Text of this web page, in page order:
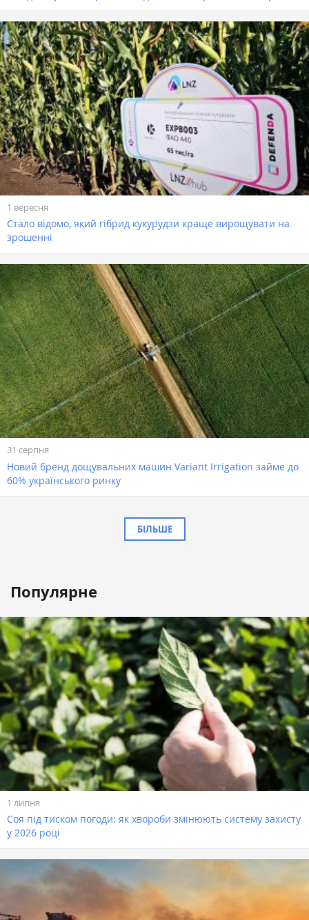
1 вересня
Стало відомо, який гібрид кукурудзи краще вирощувати на
зрошенні
31 серпня
Новий бренд дощувальних машин Variant Irrigation займе до
60% українського ринку
БІЛЬШЕ
Популярне
1 липня
Соя під тиском погоди: як хвороби змінюють систему захисту
у 2026 році